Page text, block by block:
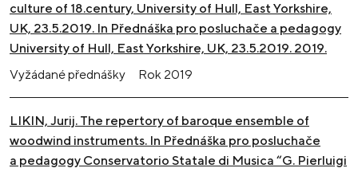
culture of 18.century, University of Hull, East Yorkshire,
UK, 23.5.2019. In Přednáška pro posluchače a pedagogy
University of Hull, East Yorkshire, UK, 23.5.2019. 2019.
Vyžádané přednášky
Rok 2019
LIKIN, Jurij. The repertory of baroque ensemble of
woodwind instruments. In Přednáška pro posluchače
a pedagogy Conservatorio Statale di Musica “G. Pierluigi